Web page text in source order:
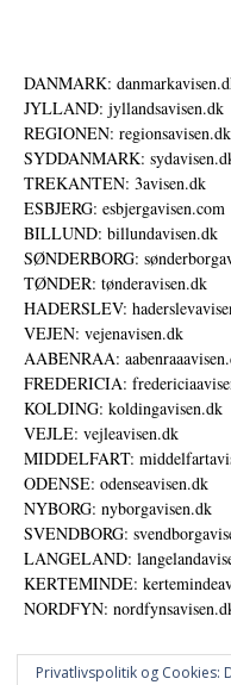
DANMARK:
JYLLAND: jyllandsavisen.dk
REGIONEN: regionsavisen.dk
SYDDANMARK:
TREKANTEN: 3avisen.dk
ESBJERG: esbjergavisen.com
BILLUND: billundavisen.dk
SØNDERBORG:
TØNDER: tønderavisen.dk
HADERSLEV:
VEJEN: vejenavisen.dk
AABENRAA:
FREDERICIA:
KOLDING: koldingavisen.dk
VEJLE: vejleavisen.dk
MIDDELFART:
ODENSE: odenseavisen.dk
NYBORG: nyborgavisen.dk
SVENDBORG:
LANGELAND:
KERTEMINDE:
NORDFYN:
Privatlivspolitik og Cookies: